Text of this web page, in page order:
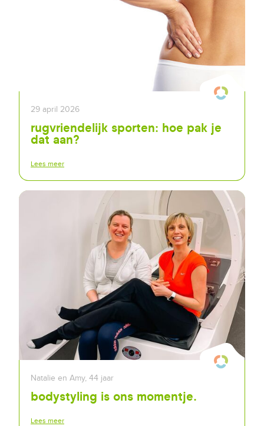
29 april 2026
rugvriendelijk sporten: hoe pak je
dat aan?
Lees meer
Natalie en Amy, 44 jaar
bodystyling is ons momentje.
Lees meer